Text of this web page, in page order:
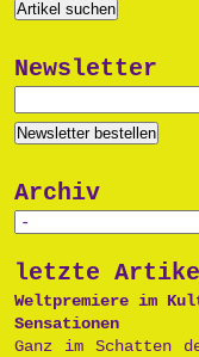
Newsletter
Archiv
letzte
Weltpremiere im
Sensationen
Ganz im Schatten